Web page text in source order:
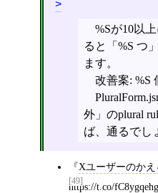
%Sが10以
ると「%S つ
ます。
改善案: %S
外」のplural
ば、通るでし
[49]
Xユーザーのか
https://t.co/